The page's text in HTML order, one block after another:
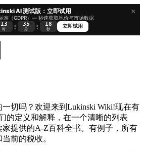
×
AI 测试版：立即试用
准（GDPR）— 秒速获取地价与市场数据
13
时 : 35
分 : 17
秒
立即试用
切吗？欢迎来到Lukinski Wiki!现在有
的定义和解释，在一个清晰的列表
提供的A-Z百科全书。有例子，所有
前的税收。